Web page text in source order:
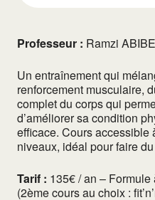
Professeur : Ramzi
Un entraînement qui
renforcement musculaire,
complet du corps qui
d’améliorer sa condition
efficace. Cours accessible
niveaux, idéal pour faire
Tarif : 135€ / an –
(2ème cours au choix :